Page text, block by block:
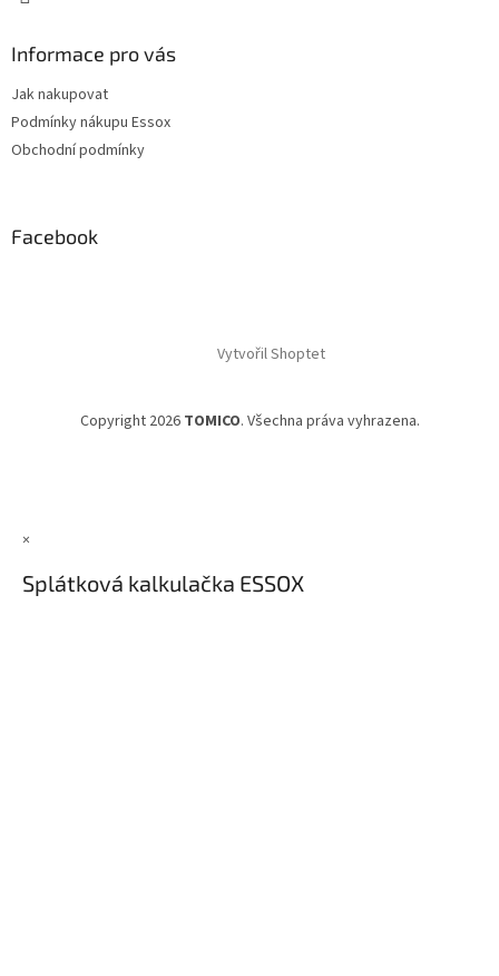
Informace pro vás
Jak nakupovat
Podmínky nákupu Essox
Obchodní podmínky
Facebook
Vytvořil Shoptet
Copyright 2026 TOMICO. Všechna práva vyhrazena.
×
Splátková kalkulačka ESSOX